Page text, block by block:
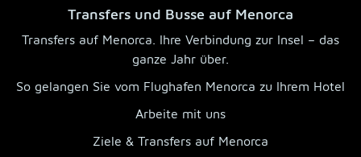
Transfers und Busse auf Menorca
Transfers auf Menorca. Ihre Verbindung zur Insel – das
ganze Jahr über.
So gelangen Sie vom Flughafen Menorca zu Ihrem Hotel
Arbeite mit uns
Ziele & Transfers auf Menorca